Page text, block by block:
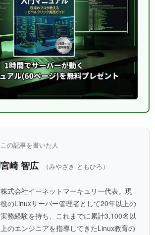
この記事を書いた人
宮崎 智広 （みやざき ともひろ）
株式会社イーネットマーキュリー代表。現
役のLinuxサーバー管理者として20年以上の
実務経験を持ち、これまでに累計3,100名以
上のエンジニアを指導してきたLinux教育の